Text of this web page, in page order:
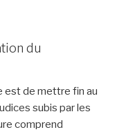
du
est de mettre fin au
subis par les
comprend